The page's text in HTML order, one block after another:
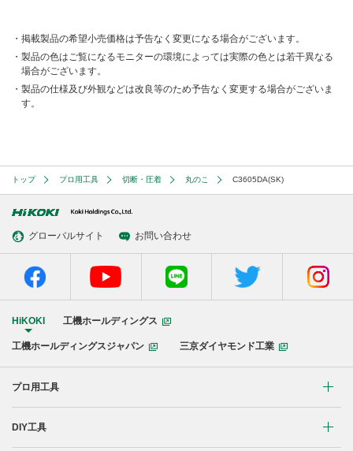
掲載製品の希望小売価格は予告なく変更になる場合がございます。
製品の色はご覧になるモニターの環境によっては実際の色とは若干異なる
場合がございます。
製品の仕様及び外観などは改良等のため予告なく変更する場合がございま
す。
トップ プロ用工具 切断・圧着 丸のこ C3605DA(SK)
グローバルサイト お問い合わせ
HiKOKI 工機ホールディングス
工機ホールディングスジャパン 三京ダイヤモンド工業
プロ用工具
リチウムイオンコードレス製品
DIY工具